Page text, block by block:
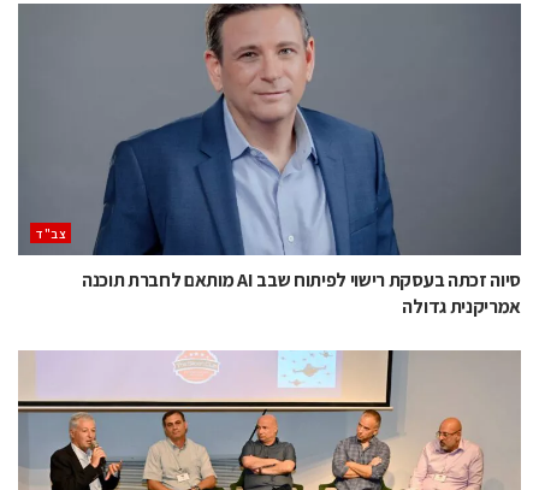
‫צב"ד‬
סיוה זכתה בעסקת רישוי לפיתוח שבב AI מותאם לחברת תוכנה
אמריקנית גדולה